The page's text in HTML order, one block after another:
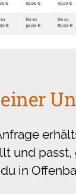
und
in